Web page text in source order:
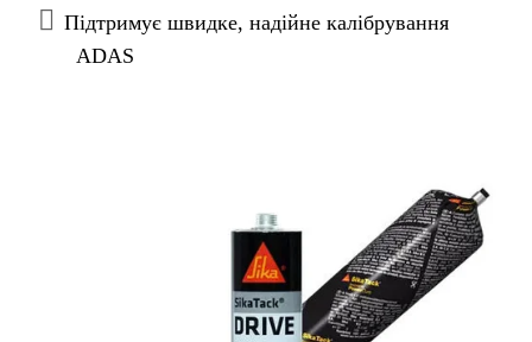
Підтримує швидке, надійне калібрування
ADAS